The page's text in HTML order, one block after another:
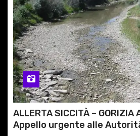
ALLERTA SICCITÀ –
Appello urgente alle